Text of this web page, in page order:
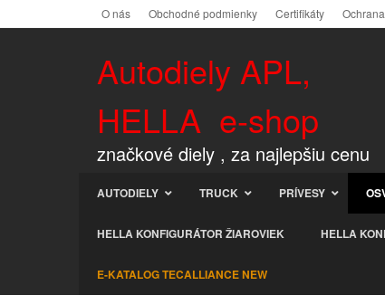
O nás Obchodné podmienky Certifikáty
Autodiely APL,
HELLA e-shop
značkové diely , za najlepšiu cenu
AUTODIELY TRUCK PRÍVESY
HELLA KONFIGURÁTOR ŽIAROVIEK HELLA
E-KATALOG TECALLIANCE NEW